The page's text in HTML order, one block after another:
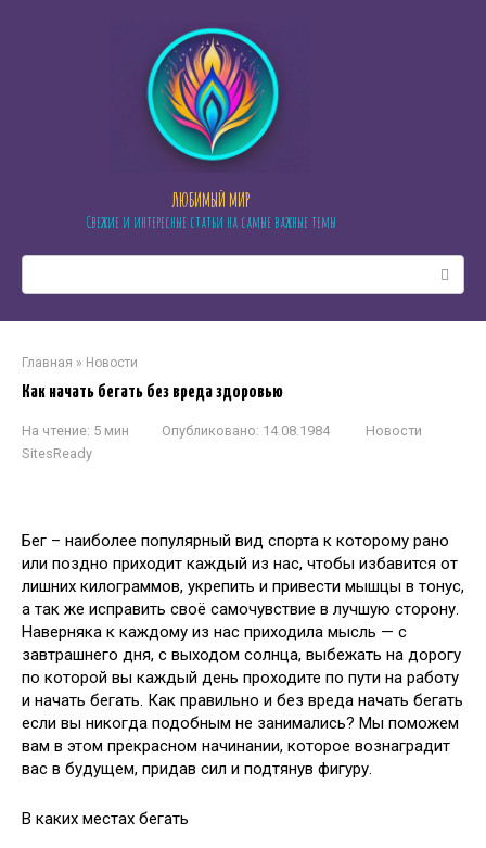
ЛЮБИМЫЙ МИР
Свежие и интересные статьи на самые важные темы
Главная » Новости
Как начать бегать без вреда здоровью
На чтение: 5 мин Опубликовано: 14.08.1984
Новости
SitesReady
Бег – наиболее популярный вид спорта к которому рано
или поздно приходит каждый из нас, чтобы избавится от
лишних килограммов, укрепить и привести мышцы в тонус,
а так же исправить своё самочувствие в лучшую сторону.
Наверняка к каждому из нас приходила мысль — с
завтрашнего дня, с выходом солнца, выбежать на дорогу
по которой вы каждый день проходите по пути на работу
и начать бегать. Как правильно и без вреда начать бегать
если вы никогда подобным не занимались? Мы поможем
вам в этом прекрасном начинании, которое вознаградит
вас в будущем, придав сил и подтянув фигуру.
В каких местах бегать